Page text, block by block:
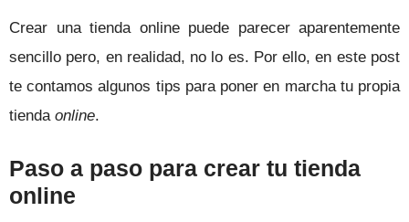
Crear una tienda online puede parecer aparentemente
sencillo pero, en realidad, no lo es. Por ello, en este post
te contamos algunos tips para poner en marcha tu propia
tienda online.
Paso a paso para crear tu tienda
online